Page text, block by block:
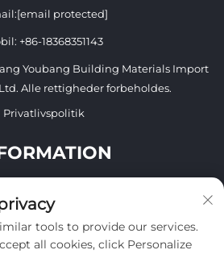
[email protected]
+86-18368351143
Youbang Building Materials Import
Alle rettigheder forbeholdes.
Privatlivspolitik
tools to provide our services.
all cookies, click Personalize